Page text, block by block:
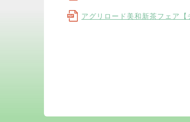
アグリロード美和新茶フェア【